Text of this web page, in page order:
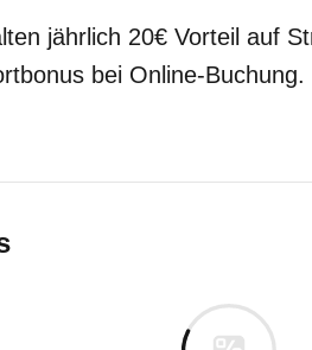
jährlich 20€ Vorteil auf
bei Online-Buchung.